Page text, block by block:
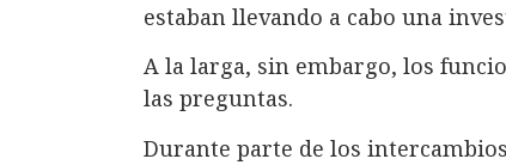
estaban llevando a cabo una
A la larga, sin embargo, los
las preguntas.
Durante parte de los